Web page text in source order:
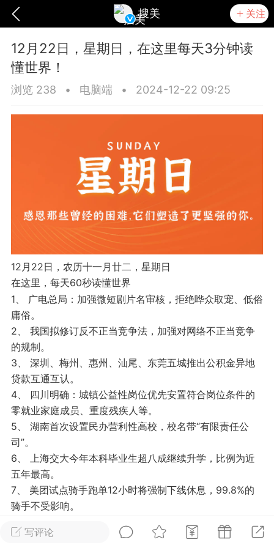
搜美 关注
卡卡动能素 无创溶斑术
美业357 芯诗妍
师
脂
卡卡动能素
皇斯普拉雅
建术
DRYY面膜
爆款平台 Lv.8 靓号
加盟商
26 23:18
闪充小白罐
本/双效闪充，养出紧致小白脸！一、项
充小白罐 = 闪充大白肌（仪器）× 草本
产品）×极光嫩肤啫喱（产品）这是一套
护...写评论
12月22日，星期日，在这里每天3分钟读
懂世界！
浏览 238 • 电脑端 • 2024-12-22 09:25
12月22日，农历十一月廿二，星期日
在这里，每天60秒读懂世界
1、 广电总局：加强微短剧片名审核，拒绝哗众取宠、低俗
庸俗。
2、 我国拟修订反不正当竞争法，加强对网络不正当竞争
的规制。
3、 深圳、梅州、惠州、汕尾、东莞五城推出公积金异地
贷款互通互认。
4、 四川明确：城镇公益性岗位优先安置符合岗位条件的
零就业家庭成员、重度残疾人等。
5、 湖南首次设置民办营利性高校，校名带“有限责任公
司”。
6、 上海交大今年本科毕业生超八成继续升学，比例为近
五年最高。
7、 美团试点骑手跑单12小时将强制下线休息，99.8%的
骑手不受影响。
8、 四川全省120余家A级景区发放10万张免费门票，有效
期至2025年3月31日。